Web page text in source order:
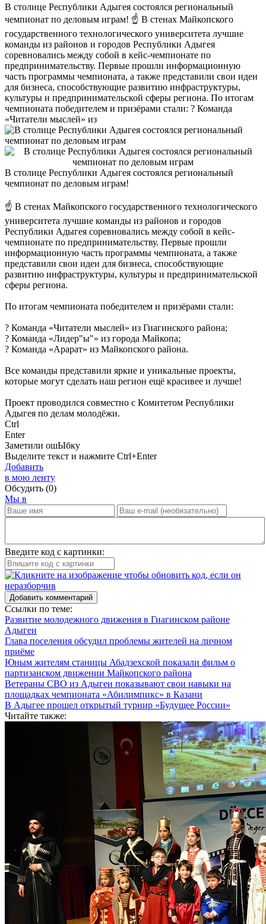
В столице Республики Адыгея состоялся региональный
чемпионат по деловым играм! ☝ В стенах Майкопского
государственного технологического университета лучшие
команды из районов и городов Республики Адыгея
соревновались между собой в кейс-чемпионате по
предпринимательству. Первые прошли информационную
часть программы чемпионата, а также представили свои идеи
для бизнеса, способствующие развитию инфраструктуры,
культуры и предпринимательской сферы региона. По итогам
чемпионата победителем и призёрами стали: ? Команда
«Читатели мыслей» из
В столице Республики Адыгея состоялся региональный
чемпионат по деловым играм!
☝ В стенах Майкопского государственного технологического
университета лучшие команды из районов и городов
Республики Адыгея соревновались между собой в кейс-
чемпионате по предпринимательству. Первые прошли
информационную часть программы чемпионата, а также
представили свои идеи для бизнеса, способствующие
развитию инфраструктуры, культуры и предпринимательской
сферы региона.
По итогам чемпионата победителем и призёрами стали:
? Команда «Читатели мыслей» из Гиагинского района;
? Команда «Лидер"ы"» из города Майкопа;
? Команда «Арарат» из Майкопского района.
Все команды представили яркие и уникальные проекты,
которые могут сделать наш регион ещё красивее и лучше!
Проект проводился совместно с Комитетом Республики
Адыгея по делам молодёжи.
Ctrl
Enter
Заметили ошЫбку
Выделите текст и нажмите Ctrl+Enter
Добавить
в мою ленту
Обсудить (0)
Мы в
Введите код с картинки:
Добавить комментарий
Ссылки по теме:
Развитие молодежного движения в Гиагинском районе
Адыгеи
Глава поселения обсудил проблемы жителей на личном
приёме
Юным жителям станицы Абадзехской показали фильм о
партизанском движении Майкопского района
Ветераны СВО из Адыгеи показывают свои навыки на
площадках чемпионата «Абилимпикс» в Казани
В Адыгее прошел открытый турнир «Будущее России»
Читайте также: